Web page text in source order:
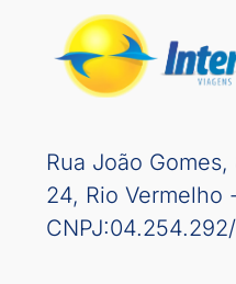
Rua João
24, Rio Vermelho